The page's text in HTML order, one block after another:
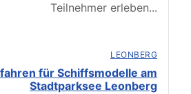
Teilnehmer erleben...
LEONBERG
für Schiffsmodelle am
Stadtparksee Leonberg